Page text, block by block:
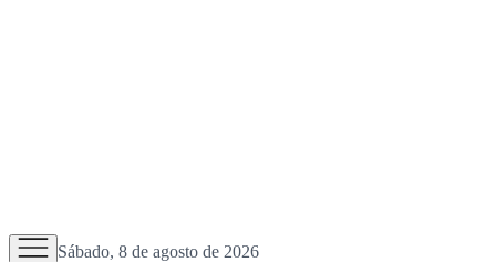
Sábado, 8 de agosto de 2026